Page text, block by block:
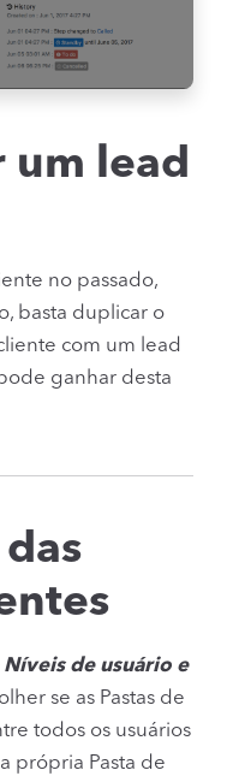
um lead
no passado,
basta duplicar o
com um lead
ganhar desta
de usuário e
se as Pastas de
todos os usuários
própria Pasta de